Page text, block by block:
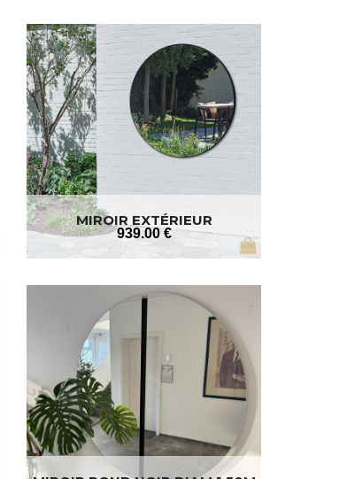
MIROIR EXTÉRIEUR
939.00 €